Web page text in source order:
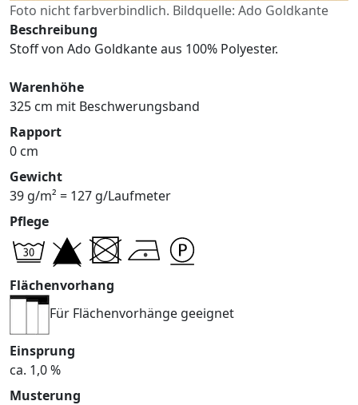
Foto nicht farbverbindlich. Bildquelle: Ado Goldkante
Beschreibung
Stoff von Ado Goldkante aus 100% Polyester.
Warenhöhe
325 cm mit Beschwerungsband
Rapport
0 cm
Gewicht
39 g/m² = 127 g/Laufmeter
Pflege
Flächenvorhang
Für Flächenvorhänge geeignet
Einsprung
ca. 1,0 %
Musterung